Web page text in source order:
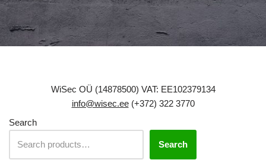
WiSec OÜ (14878500) VAT: EE102379134
info@wisec.ee(+372) 322 3770
Search
Search